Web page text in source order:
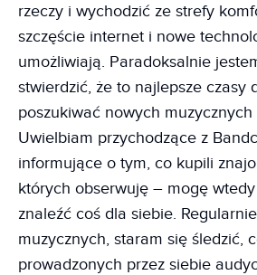
rzeczy i wychodzić ze strefy
szczęście internet i nowe
umożliwiają. Paradoksalnie
stwierdzić, że to najlepsze czasy
poszukiwać nowych muzycznych
Uwielbiam przychodzące z
informujące o tym, co kupili
których obserwuję – mogę
znaleźć coś dla siebie.
muzycznych, staram się śledzić,
prowadzonych przez siebie